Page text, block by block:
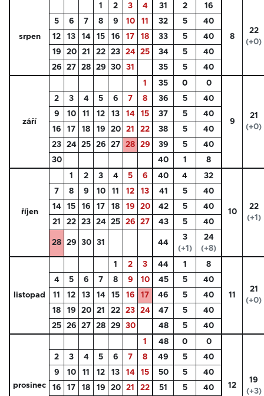
srpen
1 2 3 4 31 2 16
8
22
(+0)
5 6 7 8 9 10 11 32 5
40
12
13 14 15 16 17 18 33 5
40
19
20 21 22 23 24 25 34 5
40
26
27 28 29 30 31 35 5 40
září
1 35 0 0
9
21
(+0)
2 3 4 5 6 7 8 36 5
40
9
10 11 12 13 14 15 37 5
40
16
17 18 19 20 21 22 38 5
40
23
24 25 26 27 28 29 39 5
40
30
40 1 8
říjen
1 2 3 4 5 6 40 4 32
10
22
(+1)
7 8 9 10 11 12 13 41 5
40
14
15 16 17 18 19 20 42 5
40
21
22 23 24 25 26 27 43 5 40
28 29 30 31 44
3
(+1)
24
(+8)
listopad
1 2 3 44 1 8
11
21
(+0)
4 5 6 7 8 9 10 45 5
40
11
12 13 14 15 16 17 46 5
40
18
19 20 21 22 23 24 47 5
40
25
26 27 28 29 30 48 5 40
prosinec
1 48 0 0
12
19
(+3)
2 3 4 5 6 7 8 49 5
40
9
10 11 12 13 14 15 50 5
40
16
17 18 19 20 21 22 51 5 40